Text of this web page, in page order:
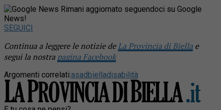
Rimani aggiornato seguendoci su Google
News!
SEGUICI
Continua a leggere le notizie deLa Provincia di Biella e
segui la nostra pagina Facebook
Argomenti correlati:asadbielladisabilità